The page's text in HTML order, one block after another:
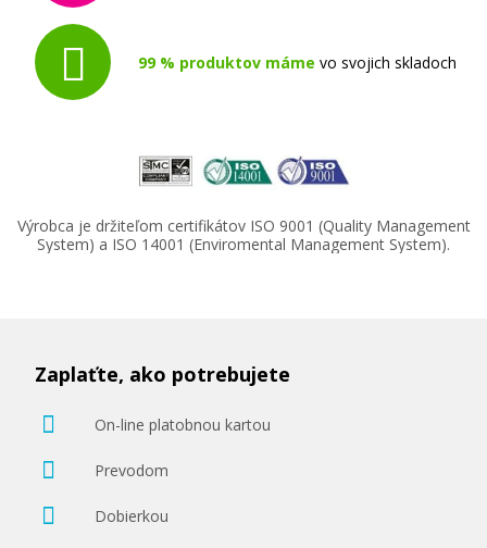
99 % produktov máme vo svojich skladoch
Výrobca je držiteľom certifikátov ISO 9001 (Quality Management
System) a ISO 14001 (Enviromental Management System).
Zaplaťte, ako potrebujete
On-line platobnou kartou
Prevodom
Dobierkou